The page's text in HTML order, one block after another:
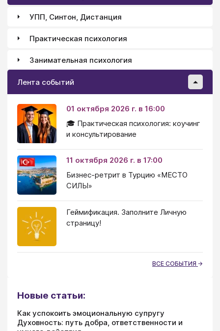
УПП, Синтон, Дистанция
Практическая психология
Занимательная психология
Лента событий
01 октября 2026 г. в 16:00
🎓 Практическая психология: коучинг
и консультирование
11 октября 2026 г. в 17:00
Бизнес-ретрит в Турцию «МЕСТО
СИЛЫ»
Геймификация. Заполните Личную
страницу!
ВСЕ СОБЫТИЯ
Новые статьи:
Как успокоить эмоциональную супругу
Духовность: путь добра, ответственности и